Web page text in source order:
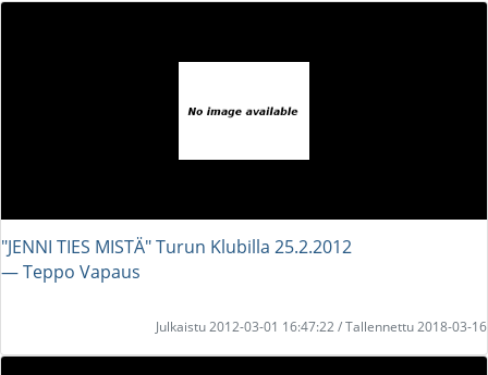
"JENNI TIES MISTÄ" Turun Klubilla 25.2.2012
― Teppo Vapaus
Julkaistu 2012-03-01 16:47:22 / Tallennettu 2018-03-16